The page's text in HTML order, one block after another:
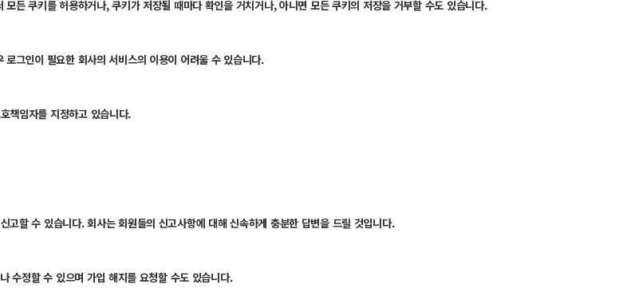
든 쿠키를 허용하거나, 쿠키가 저장될 때마다 확인을 거치거나, 아니면 모든 쿠키의 저장을 거부할 수도 있습니다.
그인이 필요한 회사의 서비스의 이용이 어려울 수 있습니다.
책임자를 지정하고 있습니다.
할 수 있습니다. 회사는 회원들의 신고사항에 대해 신속하게 충분한 답변을 드릴 것입니다.
수정할 수 있으며 가입 해지를 요청할 수도 있습니다.